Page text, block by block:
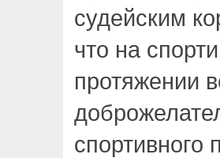
судейским
что на
протяжении
спортивного